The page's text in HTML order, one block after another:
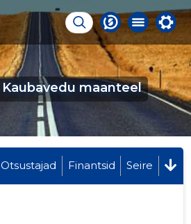
Kaubavedu maanteel
Otsustajad Finantsid Seire